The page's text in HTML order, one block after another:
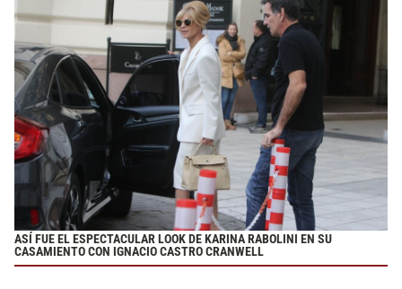
ASÍ FUE EL ESPECTACULAR LOOK DE KARINA RABOLINI EN SU
CASAMIENTO CON IGNACIO CASTRO CRANWELL